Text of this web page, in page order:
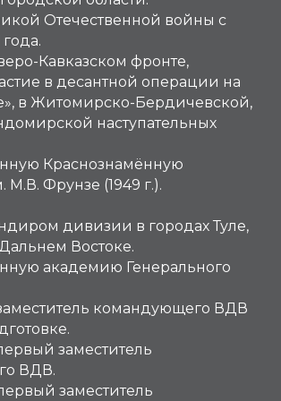
Отечественной войны с
года.
Кавказском фронте,
в десантной операции на
в Житомирско-Бердичевской,
наступательных
Краснознамённую
Фрунзе (1949 г.).
дивизии в городах Туле,
Востоке.
академию Генерального
заместитель командующего ВДВ
заместитель
ВДВ.
заместитель